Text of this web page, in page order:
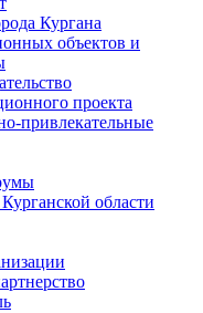
Кургана
объектов и
проекта
привлекательные
области